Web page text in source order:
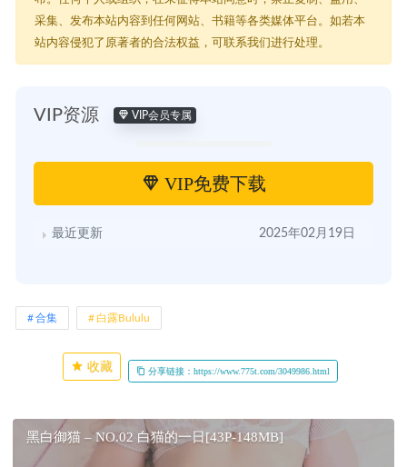
采集、发布本站内容到任何网站、书籍等各类媒体平台。如若本
站内容侵犯了原著者的合法权益，可联系我们进行处理。
VIP资源 VIP会员专属
VIP免费下载
最近更新 2025年02月19日
合集 白露Bululu
收藏 分享链接：https://www.775t.com/3049986.html
黑白御猫 – NO.02 白猫的一日[43P-148MB]